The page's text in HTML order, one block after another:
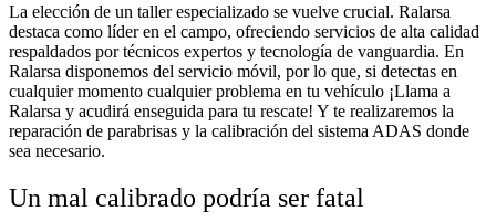
La elección de un taller especializado se vuelve crucial. Ralarsa
destaca como líder en el campo, ofreciendo servicios de alta calidad
respaldados por técnicos expertos y tecnología de vanguardia. En
Ralarsa disponemos del servicio móvil, por lo que, si detectas en
cualquier momento cualquier problema en tu vehículo ¡Llama a
Ralarsa y acudirá enseguida para tu rescate! Y te realizaremos la
reparación de parabrisas y la calibración del sistema ADAS donde
sea necesario.
Un mal calibrado podría ser fatal